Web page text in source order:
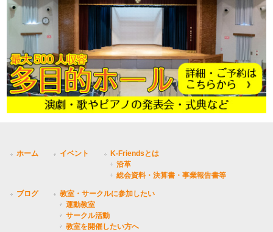
ホーム イベント
K-Friendsとは
沿革
総会資料・決算書・事業報告書等
ブログ
教室・サークルに参加したい
運動教室
サークル活動
教室を開催したい方へ